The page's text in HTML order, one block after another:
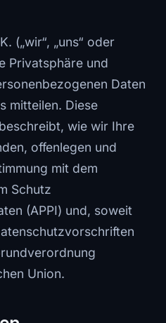
(„wir“, „uns“ oder
Privatsphäre und
Daten
mitteilen. Diese
wie wir Ihre
offenlegen und
mit dem
Schutz
(APPI) und, soweit
Union.